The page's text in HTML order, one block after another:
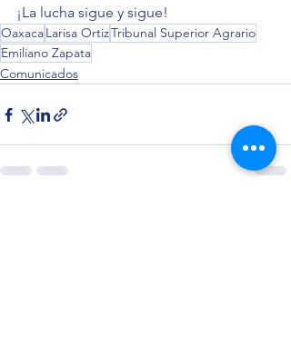
¡La lucha sigue y sigue!
OaxacaLarisa OrtizTribunal Superior Agrario
Emiliano Zapata
Comunicados